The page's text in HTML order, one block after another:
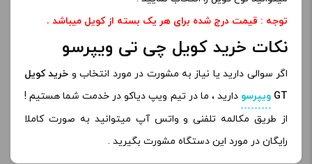
توجه : قیمت درج شده برای هر یک بسته از کویل میباشد .
نکات خرید کویل چی تی ویپرسو
اگر سوالی دارید یا نیاز به مشورت در مورد انتخاب و خرید کویل
GT ویپرسو دارید ، ما در تیم ویپ دیاکو در خدمت شما هستیم !
از طریق مکالمه تلفنی و واتس آپ میتوانید به صورت کاملا
رایگان در مورد این دستگاه مشورت بگیرید .